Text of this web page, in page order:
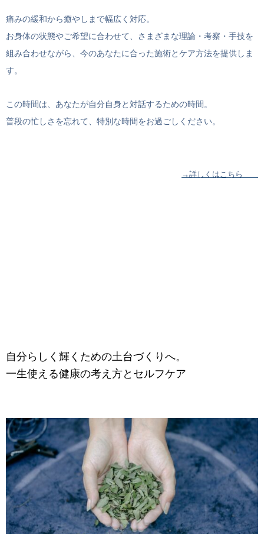
痛みの緩和から癒やしまで幅広く対応。
お身体の状態やご希望に合わせて、さまざまな理論・考察・手技を
組み合わせながら、今のあなたに合った施術とケア方法を提供しま
す。
この時間は、あなたが自分自身と対話するための時間。
普段の忙しさを忘れて、特別な時間をお過ごしください。
→詳しくはこちら
自分らしく輝くための土台づくりへ。
一生使える健康の考え方とセルフケア